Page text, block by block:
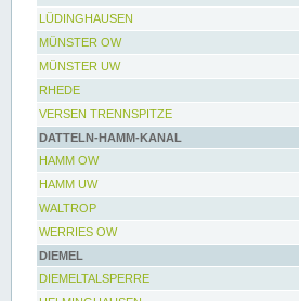
LÜDINGHAUSEN
MÜNSTER OW
MÜNSTER UW
RHEDE
VERSEN TRENNSPITZE
DATTELN-HAMM-KANAL
HAMM OW
HAMM UW
WALTROP
WERRIES OW
DIEMEL
DIEMELTALSPERRE